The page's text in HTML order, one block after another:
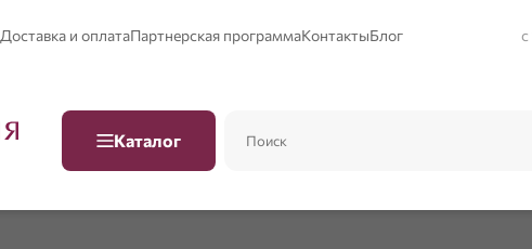
Доставка и оплатаПартнерская программаКонтактыБлог
Каталог